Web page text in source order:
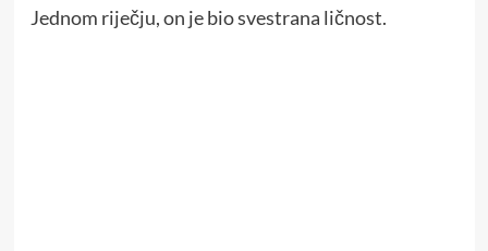
Jednom riječju, on je bio svestrana ličnost.